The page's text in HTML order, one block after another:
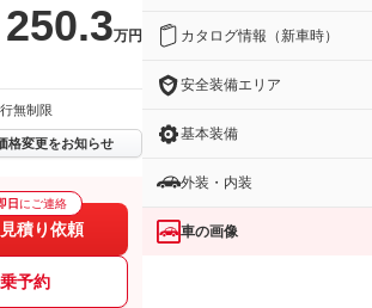
250.3万円
無制限
格変更をお知らせ
日 にご連絡
積り依頼
予約
カタログ情報（新車時）
安全装備エリア
基本装備
外装・内装
車の画像